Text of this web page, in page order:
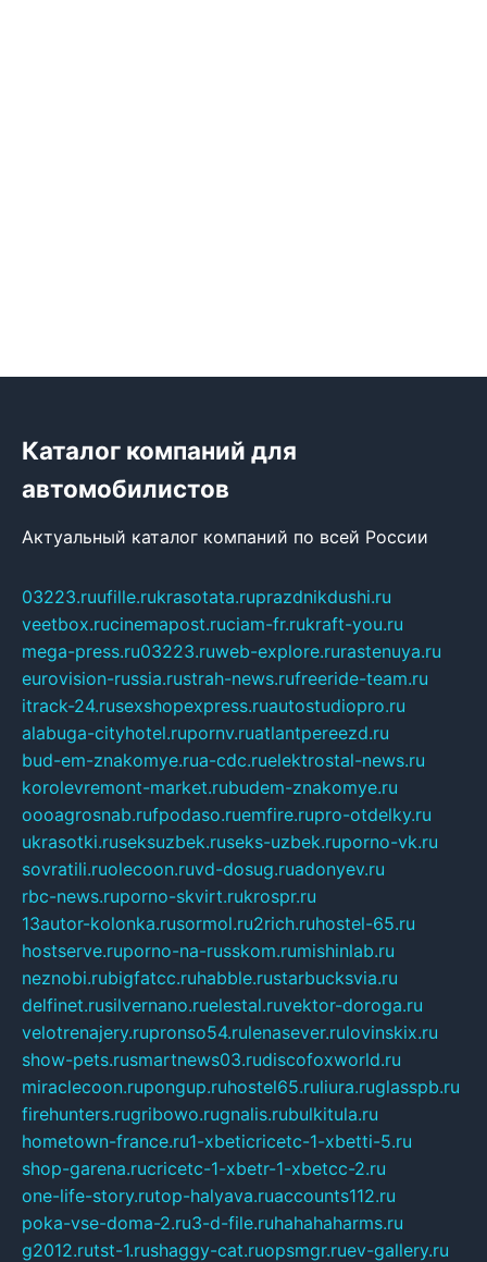
Каталог компаний для
автомобилистов
Актуальный каталог компаний по всей России
03223.ruufille.rukrasotata.ruprazdnikdushi.ru
veetbox.rucinemapost.ruciam-fr.rukraft-you.ru
mega-press.ru03223.ruweb-explore.rurastenuya.ru
eurovision-russia.rustrah-news.rufreeride-team.ru
itrack-24.rusexshopexpress.ruautostudiopro.ru
alabuga-cityhotel.rupornv.ruatlantpereezd.ru
bud-em-znakomye.rua-cdc.ruelektrostal-news.ru
korolevremont-market.rubudem-znakomye.ru
oooagrosnab.rufpodaso.ruemfire.rupro-otdelky.ru
ukrasotki.ruseksuzbek.ruseks-uzbek.ruporno-vk.ru
sovratili.ruolecoon.ruvd-dosug.ruadonyev.ru
rbc-news.ruporno-skvirt.rukrospr.ru
13autor-kolonka.rusormol.ru2rich.ruhostel-65.ru
hostserve.ruporno-na-russkom.rumishinlab.ru
neznobi.rubigfatcc.ruhabble.rustarbucksvia.ru
delfinet.rusilvernano.ruelestal.ruvektor-doroga.ru
velotrenajery.rupronso54.rulenasever.rulovinskix.ru
show-pets.rusmartnews03.rudiscofoxworld.ru
miraclecoon.rupongup.ruhostel65.ruliura.ruglasspb.ru
firehunters.rugribowo.rugnalis.rubulkitula.ru
hometown-france.ru1-xbeticricetc-1-xbetti-5.ru
shop-garena.rucricetc-1-xbetr-1-xbetcc-2.ru
one-life-story.rutop-halyava.ruaccounts112.ru
poka-vse-doma-2.ru3-d-file.ruhahahaharms.ru
g2012.rutst-1.rushaggy-cat.ruopsmgr.ruev-gallery.ru